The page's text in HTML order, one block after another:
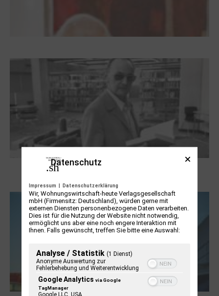
Boy Lornsen zum 30. Todestag. Von
Steinen, Büchern und Himbeersaft
Datenschutz
Impressum Datenschutzerklärung
Wir, Wohnungswirtschaft-heute Verlagsgesellschaft
mbH (Firmensitz: Deutschland), würden gerne mit
externen Diensten personenbezogene Daten verarbeiten.
Dies ist für die Nutzung der Website nicht notwendig,
ermöglicht uns aber eine noch engere Interaktion mit
Ihnen. Falls gewünscht, treffen Sie bitte eine Auswahl:
Analyse / Statistik (1 Dienst)
Anonyme Auswertung zur
Fehlerbehebung und Weiterentwicklung
Google Analytics via Google
TagManager
Google LLC, USA